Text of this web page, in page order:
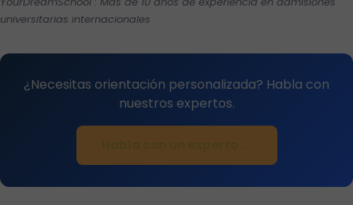
universitarias internacionales
¿Necesitas orientación personalizada? Habla con
nuestros expertos.